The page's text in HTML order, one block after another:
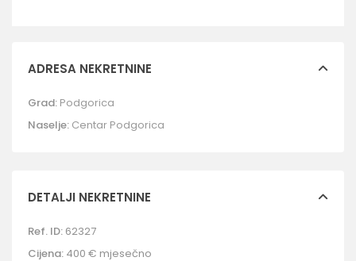
ADRESA NEKRETNINE
Grad: Podgorica
Naselje: Centar Podgorica
DETALJI NEKRETNINE
Ref. ID: 62327
Cijena: 400 € mjesečno